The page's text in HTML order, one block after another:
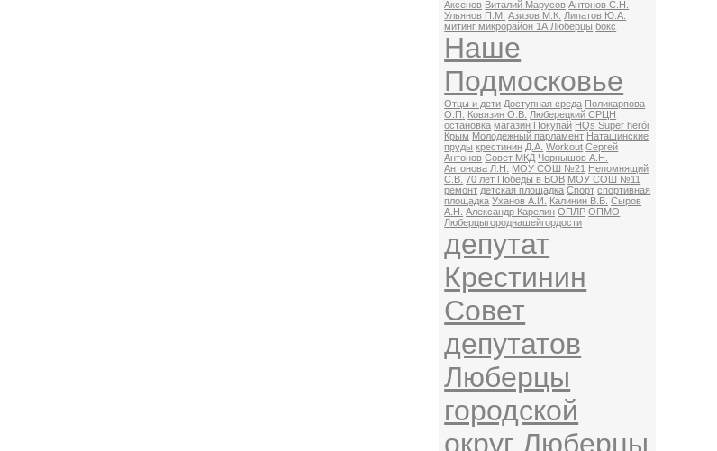
Аксенов Виталий Марусов Антонов С.Н.
Ульянов П.М. Азизов М.К. Липатов Ю.А.
митинг микрорайон 1А Люберцы бокс
Наше
Подмосковье
Отцы и дети Доступная среда Поликарпова
О.П.
Ковязин О.В. Люберецкий СРЦН
остановка магазин Покупай HQs Super herói
Крым Молодежный парламент Наташинские
пруды крестинин Д.А. Workout Сергей
Антонов Совет МКД Чернышов А.Н.
Антонова Л.Н.
МОУ СОШ №21 Непомнящий
С.В. 70 лет Победы в ВОВ МОУ СОШ №11
ремонт детская площадка Спорт спортивная
площадка Уханов А.И. Калинин В.В. Сыров
А.Н.
Александр Карелин ОПЛР ОПМО
Люберцыгороднашейгордости
депутат
Крестинин
Совет
депутатов
Люберцы
городской
округ Люберцы